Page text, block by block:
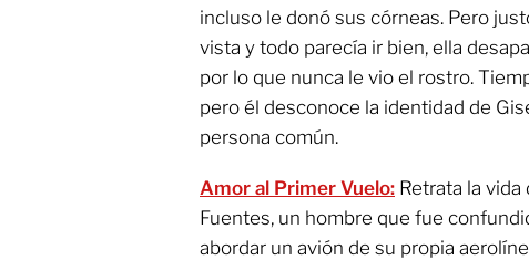
incluso le donó sus córneas. Pero
vista y todo parecía ir bien, ella
por lo que nunca le vio el rostro.
pero él desconoce la identidad de
persona común.
Amor al Primer Vuelo: Retrata la
Fuentes, un hombre que fue
abordar un avión de su propia